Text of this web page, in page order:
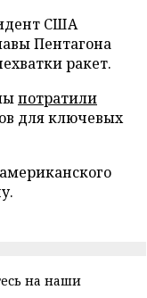
США
Пентагона
ракет.
потратили
для ключевых
американского
на наши